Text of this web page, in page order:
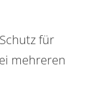
für
mehreren